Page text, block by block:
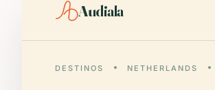
Audiala
DESTINOS NETHERLANDS